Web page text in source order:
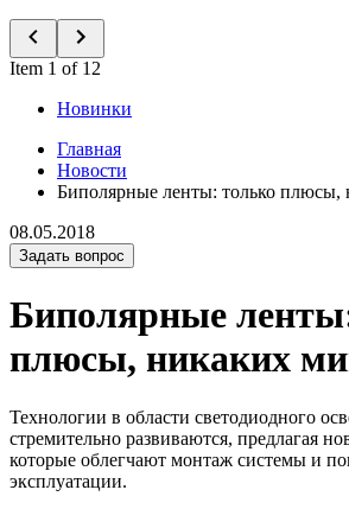
Item 1 of 12
Новинки
Главная
Новости
Биполярные ленты: только плюсы,
08.05.2018
Задать вопрос
Биполярные
плюсы, никаких
Технологии в области светодиодного
стремительно развиваются, предлагая
которые облегчают монтаж системы и
эксплуатации.